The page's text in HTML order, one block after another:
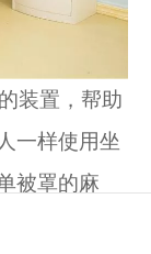
装置，帮助
一样使用坐
被罩的麻